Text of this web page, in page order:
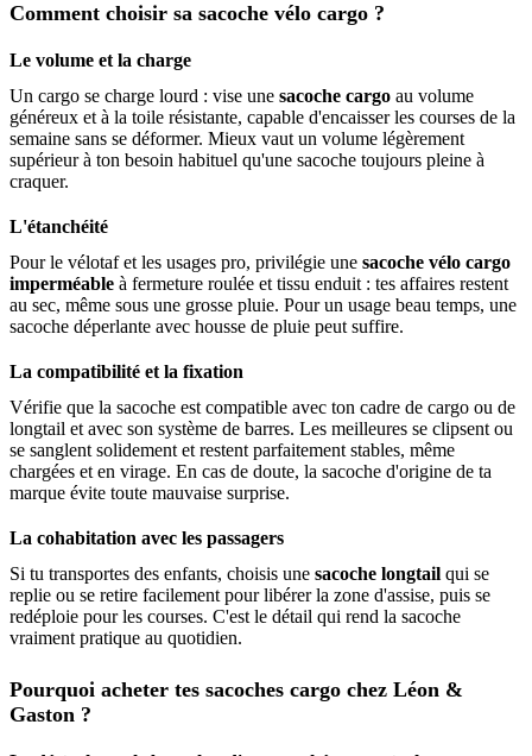
Comment choisir sa sacoche vélo cargo ?
Le volume et la charge
Un cargo se charge lourd : vise une sacoche cargo au volume
généreux et à la toile résistante, capable d'encaisser les courses de la
semaine sans se déformer. Mieux vaut un volume légèrement
supérieur à ton besoin habituel qu'une sacoche toujours pleine à
craquer.
L'étanchéité
Pour le vélotaf et les usages pro, privilégie une sacoche vélo cargo
imperméable à fermeture roulée et tissu enduit : tes affaires restent
au sec, même sous une grosse pluie. Pour un usage beau temps, une
sacoche déperlante avec housse de pluie peut suffire.
La compatibilité et la fixation
Vérifie que la sacoche est compatible avec ton cadre de cargo ou de
longtail et avec son système de barres. Les meilleures se clipsent ou
se sanglent solidement et restent parfaitement stables, même
chargées et en virage. En cas de doute, la sacoche d'origine de ta
marque évite toute mauvaise surprise.
La cohabitation avec les passagers
Si tu transportes des enfants, choisis une sacoche longtail qui se
replie ou se retire facilement pour libérer la zone d'assise, puis se
redéploie pour les courses. C'est le détail qui rend la sacoche
vraiment pratique au quotidien.
Pourquoi acheter tes sacoches cargo chez Léon &
Gaston ?